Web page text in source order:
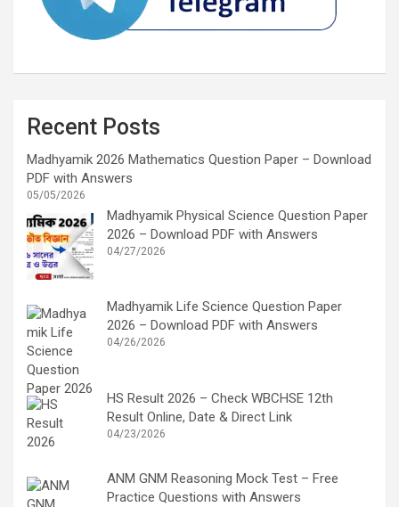
Recent Posts
Madhyamik 2026 Mathematics Question Paper – Download
PDF with Answers
05/05/2026
Madhyamik Physical Science Question Paper
2026 – Download PDF with Answers
04/27/2026
Madhyamik Life Science Question Paper
2026 – Download PDF with Answers
04/26/2026
HS Result 2026 – Check WBCHSE 12th
Result Online, Date & Direct Link
04/23/2026
ANM GNM Reasoning Mock Test – Free
Practice Questions with Answers